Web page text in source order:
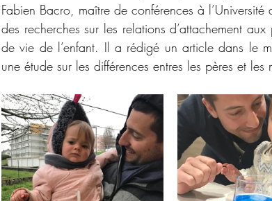
Fabien Bacro, maître de conférences à
des recherches sur les relations d’attachement
de vie de l’enfant. Il a rédigé un article dans le
une étude sur les différences entres les pères et